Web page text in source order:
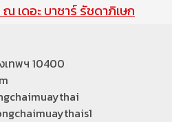
เดอะ บาซาร์ รัชดาภิเษก
เทพฯ 10400